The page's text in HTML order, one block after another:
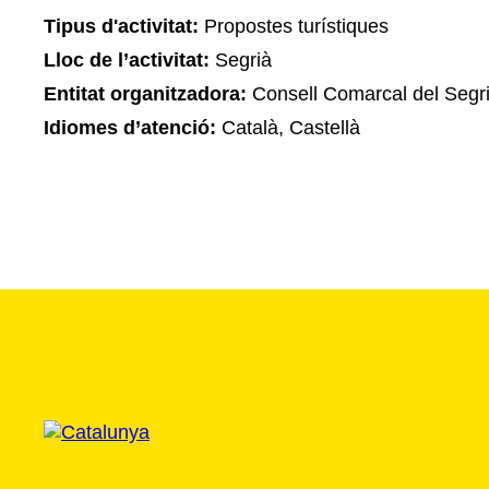
Tipus d'activitat: Propostes turístiques
Lloc de l’activitat: Segrià
Entitat organitzadora: Consell Comarcal del
Idiomes d’atenció: Català, Castellà